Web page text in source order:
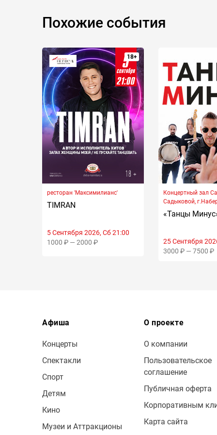
Похожие события
18+
ресторан 'Максимилианс'
TIMRAN
5 Сентября 2026, Сб 21:00
1000 ₽ — 2000 ₽
Концертный зал
Садыковой,
Челны, Хасана
«Танцы
25 Сентября
3000 ₽ — 7500 ₽
Афиша
Концерты
Спектакли
Спорт
Детям
Кино
Музеи и Аттракционы
О проекте
О компании
Пользовательское
соглашение
Публичная оферта
Корпоративным
Карта сайта